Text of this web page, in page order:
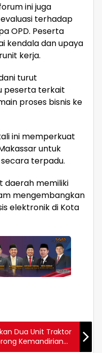
ini juga
terhadap
OPD. Peserta
kendala dan upaya
kerja.
turut
peserta terkait
proses bisnis ke
ini memperkuat
untuk
terpadu.
daerah memiliki
mengembangkan
elektronik di Kota
Dua Unit Traktor
Kemandirian